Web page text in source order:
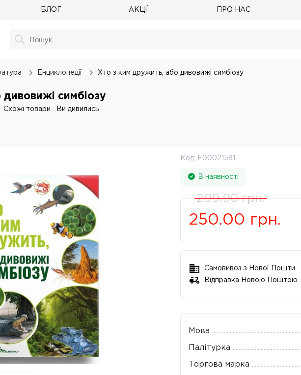
БЛОГ АКЦІЇ ПРО НАС
Енциклопедії Хто з ким дружить, або дивовижі симбіозу
симбіозу
Схожі товари Ви дивились
Код: F00021581
В наявності
250.00 грн.
299.90грн.
Самовивоз з Нової Пошти
Відправка Новою Поштою
Мова
Палітурка
Торгова марка